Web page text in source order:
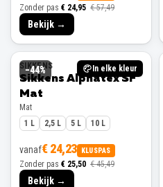
Zonder pas € 24,95 € 57,49
Bekijk →
−44% In elke kleur
SIKKENS
Sikkens Alphatex SF
Mat
Mat
1 L
2,5 L 5 L 10 L
vanaf€ 24,23 KLUSPAS
Zonder pas € 25,50 € 45,49
Bekijk →